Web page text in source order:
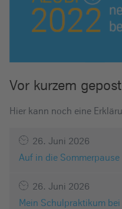
Vor kurzem
Hier kann noch eine
26. Juni 2026
Auf in die Sommerpause
26. Juni 2026
Mein Schulpraktikum